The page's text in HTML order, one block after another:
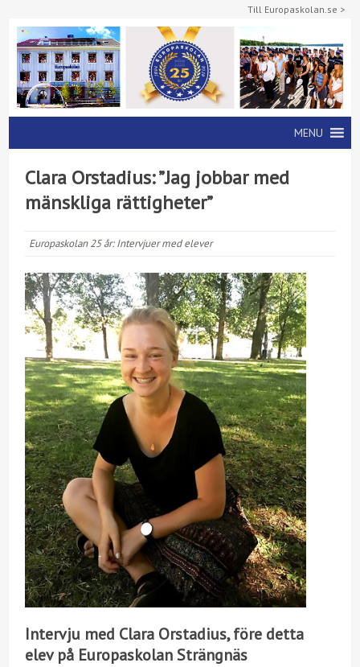
Till Europaskolan.se >
MENU
Clara Orstadius: ”Jag jobbar med
mänskliga rättigheter”
Europaskolan 25 år:Intervjuer med elever
Intervju med Clara Orstadius, före detta
elev på Europaskolan Strängnäs